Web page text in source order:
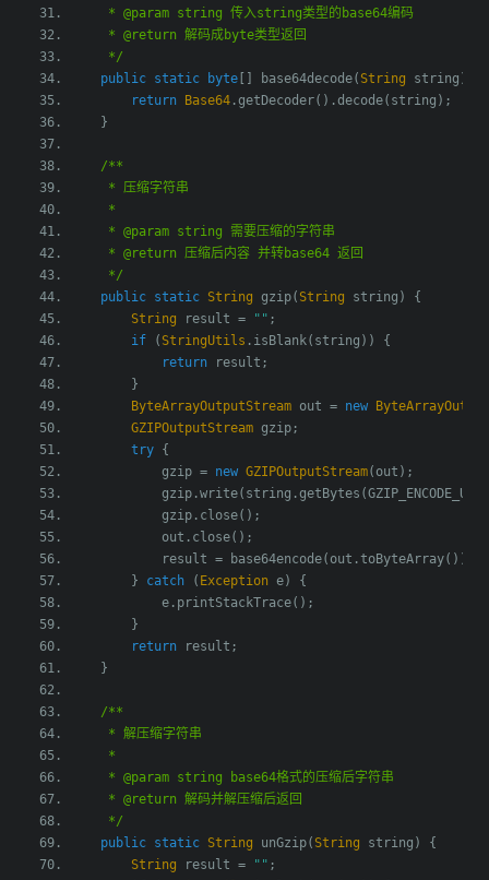
     * @param string 传入string类型的base64编码
     * @return 解码成byte类型返回
     */
public static byte [] base64decode( String string )
return Base64 .getDecoder().decode( string );
}
/**
     * 压缩字符串
     *
     * @param string 需要压缩的字符串
     * @return 压缩后内容 并转base64 返回
     */
public static String gzip( String string )
{
String result = "" ;
if
( StringUtils . isBlank( string ))
{
return result ;
}
ByteArrayOutputStream out = new
GZIPOutputStream gzip ;
try {
            gzip
= new GZIPOutputStream( out );
            gzip
.write( string .getBytes (
            gzip
. close();
            out
. close();
            result
= base64encode( out .toByteArray());
}
catch ( Exception e)
{
            e
. printStackTrace();
}
return result ;
}
/**
     * 解压缩字符串
     *
     * @param string base64格式的压缩后字符串
     * @return 解码并解压缩后返回
     */
public static String unGzip( String string )
{
String result = "" ;